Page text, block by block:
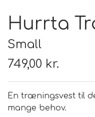
Hurrta
Small
749,00 kr.
En træningsvest til
mange behov.